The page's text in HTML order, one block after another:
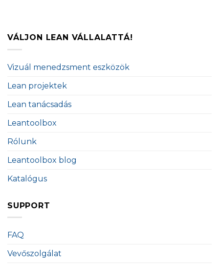
VÁLJON LEAN VÁLLALATTÁ!
Vizuál menedzsment eszközök
Lean projektek
Lean tanácsadás
Leantoolbox
Rólunk
Leantoolbox blog
Katalógus
SUPPORT
FAQ
Vevőszolgálat